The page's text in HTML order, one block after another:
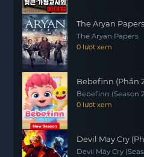
Với những tình tiết ly kỳ và
Lệnh mangmotphims1.com
một trải nghiệm đầy cảm
về tình bạn, lòng trung
định trong cuộc sống. Đó
không chỉ để giải trí mà
trong lòng người xem.
The Aryan Papers
The Aryan Papers
0 lượt xem
Bebefinn (Phần
Bebefinn (Season
0 lượt xem
Devil May Cry
Devil May Cry